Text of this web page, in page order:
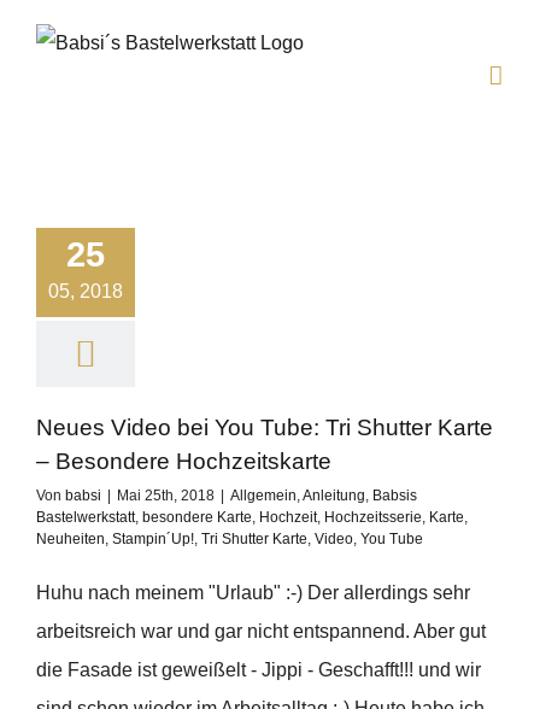
25
05, 2018
Neues Video bei You Tube: Tri Shutter Karte
– Besondere Hochzeitskarte
Von babsi Mai 25th, 2018 Allgemein,Anleitung, Babsis
Bastelwerkstatt, besondere Karte, Hochzeit, Hochzeitsserie, Karte,
Neuheiten, Stampin´Up!, Tri Shutter Karte, Video, You Tube
Huhu nach meinem "Urlaub" :-) Der allerdings sehr
arbeitsreich war und gar nicht entspannend. Aber gut
die Fasade ist geweißelt - Jippi - Geschafft!!! und wir